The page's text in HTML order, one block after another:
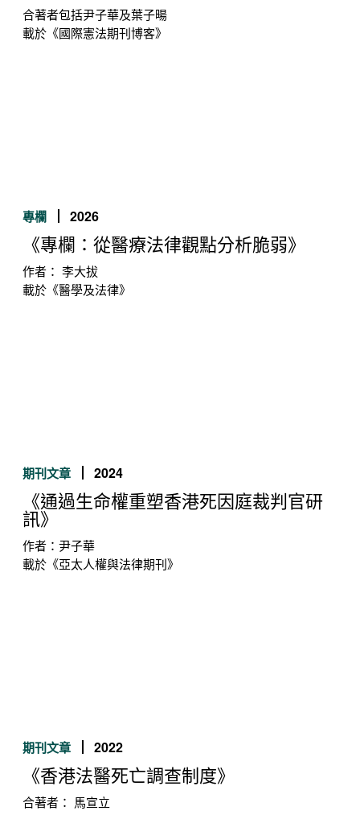
合著者包括尹子華及葉子暘
載於《國際憲法期刊博客》
專欄 2026
《專欄：從醫療法律觀點分析脆弱》
作者： 李大拔
載於《醫學及法律》
期刊文章 2024
《通過生命權重塑香港死因庭裁判官研
訊》
作者：尹子華
載於《亞太人權與法律期刊》
期刊文章 2022
《香港法醫死亡調查制度》
合著者： 馬宣立